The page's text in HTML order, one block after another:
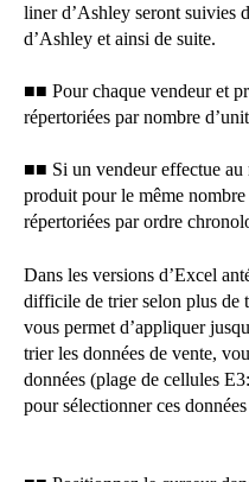
liner d’Ashley seront suivies
d’Ashley et ainsi de suite.
■■ Pour chaque vendeur et
répertoriées par nombre
■■ Si un vendeur effectue au
produit pour le même nombre
répertoriées par ordre
Dans les versions d’Excel
difficile de trier selon plus de
vous permet d’appliquer
trier les données de vente,
données (plage de cellules
pour sélectionner ces